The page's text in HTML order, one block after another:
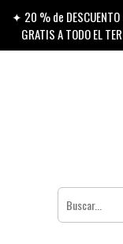
✦ 20 % de DESCUENTO
GRATIS A TODO EL